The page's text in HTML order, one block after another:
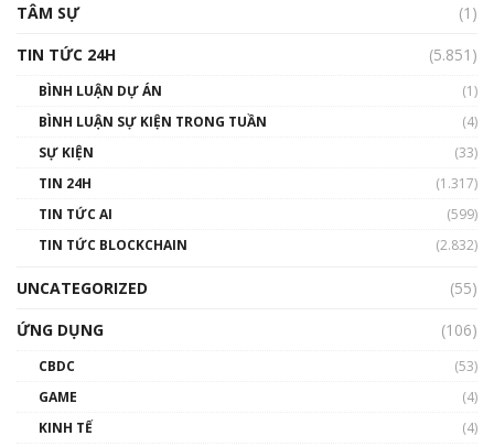
TÂM SỰ
(1)
TIN TỨC 24H
(5.851)
BÌNH LUẬN DỰ ÁN
(1)
BÌNH LUẬN SỰ KIỆN TRONG TUẦN
(4)
SỰ KIỆN
(33)
TIN 24H
(1.317)
TIN TỨC AI
(599)
TIN TỨC BLOCKCHAIN
(2.832)
UNCATEGORIZED
(55)
ỨNG DỤNG
(106)
CBDC
(53)
GAME
(4)
KINH TẾ
(4)